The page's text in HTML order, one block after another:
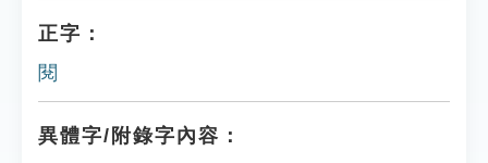
正字：
閱
異體字/附錄字內容：